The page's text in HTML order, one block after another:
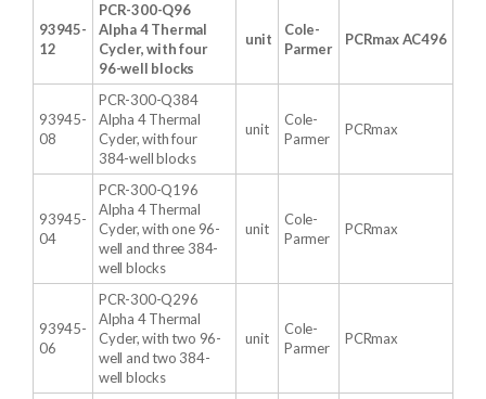
93945-
12
PCR-300-Q96
Alpha 4 Thermal
Cycler, with four
96-well blocks
unit
Cole-
Parmer
PCRmaxAC496
93945-
08
PCR-300-Q384
Alpha 4 Thermal
Cycler, with four
384-well blocks
unit
Cole-
Parmer
PCRmax
93945-
04
PCR-300-Q196
Alpha 4 Thermal
Cycler, with one 96-
well and three 384-
well blocks
unit
Cole-
Parmer
PCRmax
93945-
06
PCR-300-Q296
Alpha 4 Thermal
Cycler, with two 96-
well and two 384-
well blocks
unit
Cole-
Parmer
PCRmax